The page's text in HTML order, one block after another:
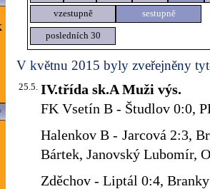
vzestupně sestupně
posledních 30
V květnu 2015 byly zveřejněny
25.5. IV.třída sk.A Muži výs.
FK Vsetín B - Študlov 0:0,
Halenkov B - Jarcová 2:3,
Bártek, Janovský Lubomír,
Zděchov - Liptál 0:4,